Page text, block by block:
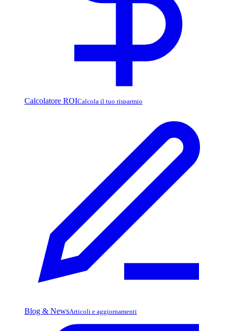
Calcolatore ROICalcola il tuo risparmio
Blog & NewsArticoli e aggiornamenti